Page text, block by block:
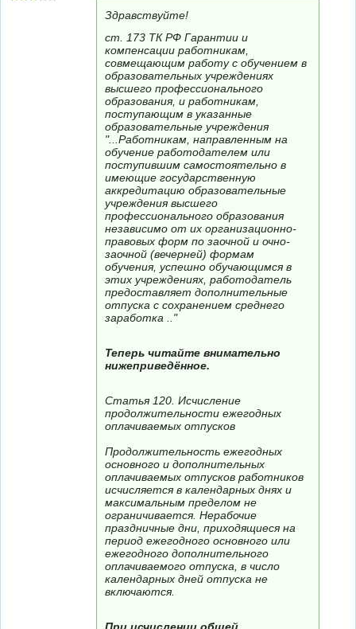
Здравствуйте!
ст. 173 ТК РФ Гарантии и
компенсации работникам,
совмещающим работу с обучением в
образовательных учреждениях
высшего профессионального
образования, и работникам,
поступающим в указанные
образовательные учреждения
"...Работникам, направленным на
обучение работодателем или
поступившим самостоятельно в
имеющие государственную
аккредитацию образовательные
учреждения высшего
профессионального образования
независимо от их организационно-
правовых форм по заочной и очно-
заочной (вечерней) формам
обучения, успешно обучающимся в
этих учреждениях, работодатель
предоставляет дополнительные
отпуска с сохранением среднего
заработка .."
Теперь читайте внимательно
нижеприведённое.
Статья 120. Исчисление
продолжительности ежегодных
оплачиваемых отпусков
Продолжительность ежегодных
основного и дополнительных
оплачиваемых отпусков работников
исчисляется в календарных днях и
максимальным пределом не
ограничивается. Нерабочие
праздничные дни, приходящиеся на
период ежегодного основного или
ежегодного дополнительного
оплачиваемого отпуска, в число
календарных дней отпуска не
включаются.